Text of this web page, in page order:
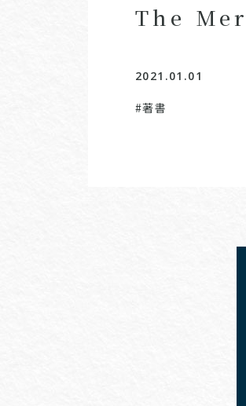
The
2021.01.01
#著書